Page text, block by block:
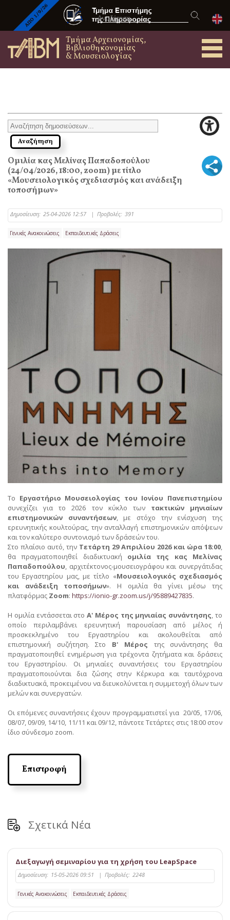
Τμήμα Αρχειονομίας,
Βιβλιοθηκονομίας
& Μουσειολογίας
Ομιλία κας Μελίνας Παπαδοπούλου
(24/04/2026, 18:00, zoom) με τίτλο
«Μουσειολογικός σχεδιασμός και ανάδειξη
τοποσήμων»
Δημοσίευση: 25-04-2026 12:57 | Προβολές: 391
Γενικές Ανακοινώσεις Εκπαιδευτικές Δράσεις
Το Εργαστήριο Μουσειολογίας του Ιονίου Πανεπιστημίου
συνεχίζει για το 2026 τον κύκλο των τακτικών μηνιαίων
επιστημονικών συναντήσεων, με στόχο την ενίσχυση της
ερευνητικής κουλτούρας, την ανταλλαγή επιστημονικών απόψεων
και τον καλύτερο συντονισμό των δράσεών του.
Στο πλαίσιο αυτό, την Τετάρτη 29 Απριλίου 2026 και ώρα 18:00,
θα πραγματοποιηθεί διαδικτυακή ομιλία της κας Μελίνας
Παπαδοπούλου, αρχιτέκτονος-μουσειογράφου και συνεργάτιδας
του Εργαστηρίου μας, με τίτλο «Μουσειολογικός σχεδιασμός
και ανάδειξη τοποσήμων». Η ομιλία θα γίνει μέσω της
πλατφόρμας Zoom: https://ionio-gr.zoom.us/j/95889427835.
Η ομιλία εντάσσεται στοΑ' Μέρος της μηνιαίας συνάντησης, το
οποίο περιλαμβάνει ερευνητική παρουσίαση από μέλος ή
προσκεκλημένο του Εργαστηρίου και ακολουθείται από
επιστημονική συζήτηση. Στο Β' Μέρος της συνάντησης θα
πραγματοποιηθεί ενημέρωση για τρέχοντα ζητήματα και δράσεις
του Εργαστηρίου. Οι μηνιαίες συναντήσεις του Εργαστηρίου
πραγματοποιούνται δια ζώσης στην Κέρκυρα και ταυτόχρονα
διαδικτυακά, προκειμένου να διευκολύνεται η συμμετοχή όλων των
μελών και συνεργατών.
Οι επόμενες συναντήσεις έχουν προγραμματιστεί για 20/05, 17/06,
08/07, 09/09, 14/10, 11/11 και 09/12, πάντοτε Τετάρτες στις 18:00 στον
ίδιο σύνδεσμο zoom.
Επιστροφή
Σχετικά Νέα
Διεξαγωγή σεμιναρίου για τη χρήση του LeapSpace
Δημοσίευση: 15-05-2026 09:51 | Προβολές: 2248
Γενικές Ανακοινώσεις Εκπαιδευτικές Δράσεις